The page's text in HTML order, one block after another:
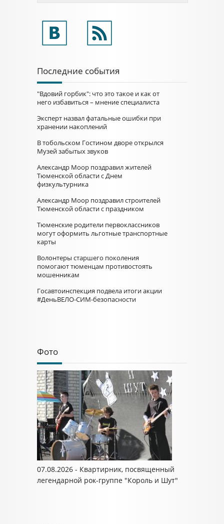
Последние события
"Вдовий горбик": что это такое и как от
него избавиться – мнение специалиста
Эксперт назвал фатальные ошибки при
хранении накоплений
В тобольском Гостином дворе открылся
Музей забытых звуков
Александр Моор поздравил жителей
Тюменской области с Днем
физкультурника
Александр Моор поздравил строителей
Тюменской области с праздником
Тюменские родители первоклассников
могут оформить льготные транспортные
карты
Волонтеры старшего поколения
помогают тюменцам противостоять
мошенникам
Госавтоинспекция подвела итоги акции
#ДеньВЕЛО-СИМ-безопасности
Фото
07.08.2026 - Квартирник, посвященный
легендарной рок-группе "Король и Шут"